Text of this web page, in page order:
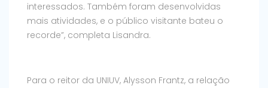
interessados. Também foram desenvolvidas
mais atividades, e o público visitante bateu o
recorde”, completa Lisandra.
Para o reitor da UNIUV, Alysson Frantz, a relação